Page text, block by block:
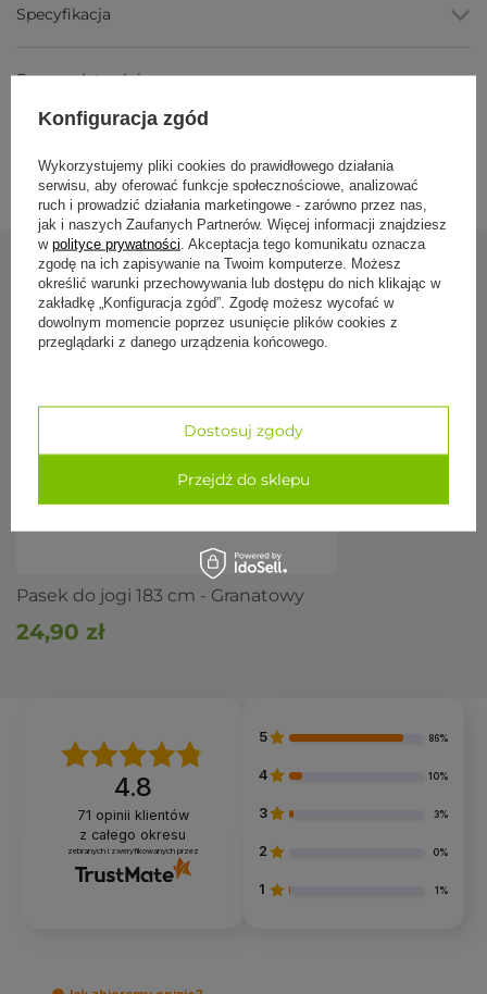
Bawełniana taśma
Parametr Wartość
Marka Yogi & Yogini Naturals
Materiał taśmy bawełna
Zapięcie metalowe D-ring
Długość 183 cm
Wzór Kwiat życia
Dla osób, które wolą krótszy, poręczny pasek bez
Dla ceniących proste zapięcie D-ring i praktykę w studiu
lub w domu.
szerokości (Bodhi Padma)
Pielęgnacja i trwałość
Czyść punktowo wilgotną ściereczką i susz z dala od
grzejnika.
Ciemna bawełna mało się brudzi, a mała sprężywość
Specyfikacja
Formy płatności
Zobacz również
Pasek do jogi 183 cm - Granatowy
24,90 zł
39,50 zł
4.8
71 opinii klientów
z całego okresu
zebranych i zweryfikowanych przez
5 86%
4 10%
3 3%
2 0%
1 1%
Konfiguracja zgód
Wykorzystujemy pliki cookies do prawidłowego działania
serwisu, aby oferować funkcje społecznościowe, analizować
ruch i prowadzić działania marketingowe - zarówno przez nas,
jak i naszych Zaufanych Partnerów. Więcej informacji znajdziesz
w polityce prywatności . Akceptacja tego komunikatu oznacza
zgodę na ich zapisywanie na Twoim komputerze. Możesz
określić warunki przechowywania lub dostępu do nich klikając w
zakładkę „Konfiguracja zgód”. Zgodę możesz wycofać w
dowolnym momencie poprzez usunięcie plików cookies z
przeglądarki z danego urządzenia końcowego.
Dostosuj zgody
Przejdź do sklepu